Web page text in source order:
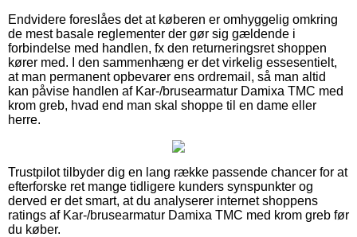
Endvidere foreslåes det at køberen er omhyggelig omkring
de mest basale reglementer der gør sig gældende i
forbindelse med handlen, fx den returneringsret shoppen
kører med. I den sammenhæng er det virkelig essesentielt,
at man permanent opbevarer ens ordremail, så man altid
kan påvise handlen af Kar-/brusearmatur Damixa TMC med
krom greb, hvad end man skal shoppe til en dame eller
herre.
Trustpilot tilbyder dig en lang række passende chancer for at
efterforske ret mange tidligere kunders synspunkter og
derved er det smart, at du analyserer internet shoppens
ratings af Kar-/brusearmatur Damixa TMC med krom greb før
du køber.